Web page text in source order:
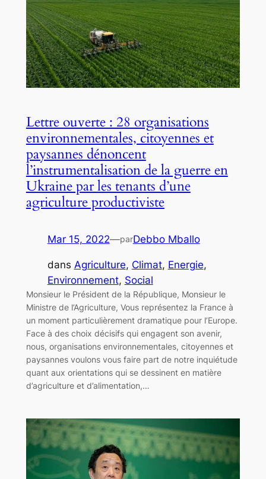
Lettre ouverte : 28 organisations
environnementales, citoyennes et
paysannes dénoncent
l’instrumentalisation de la guerre en
Ukraine par les tenants d’une
agriculture productiviste
Mar 15, 2022—parDebbo Mballo
dans Agriculture, Climat, Energie
Environnement, Social
Monsieur le Président de la République, Monsieur le
Ministre de l’Agriculture, Vous représentez la France à
un moment particulièrement dramatique pour l’Europe.
Face à des choix décisifs qui engagent son avenir,
nous, organisations environnementales, citoyennes et
paysannes voulons vous faire part de notre inquiétude
quant aux orientations qui se dessinent en matière
d’agriculture et d’alimentation,…